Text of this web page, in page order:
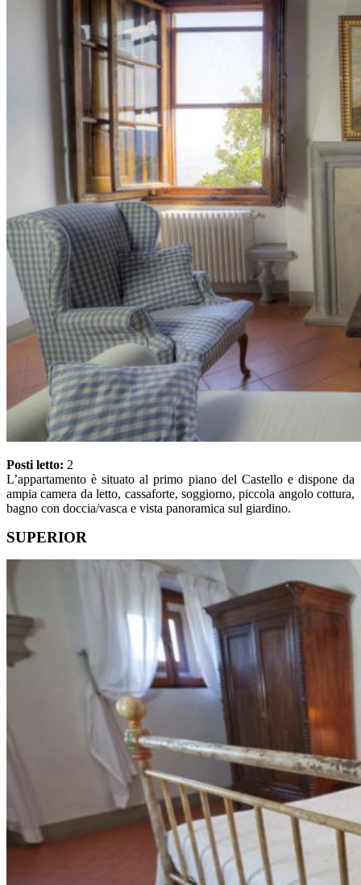
Posti letto: 2
L’appartamento è situato al primo piano del Castello e dispone da
ampia camera da letto, cassaforte, soggiorno, piccola angolo cottura,
bagno con doccia/vasca e vista panoramica sul giardino.
SUPERIOR